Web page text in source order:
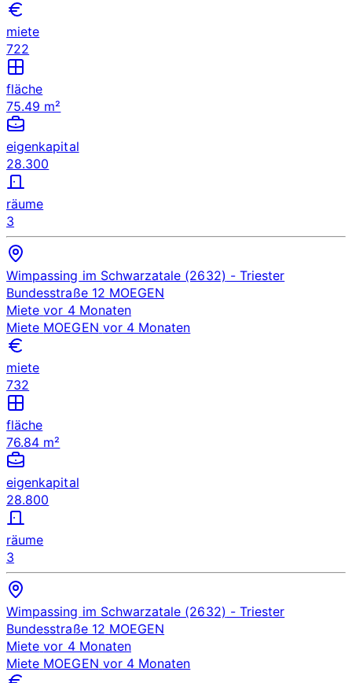
miete
722
fläche
75.49 m²
eigenkapital
28.300
räume
3
Wimpassing im Schwarzatale (2632) - Triester
Bundesstraße 12 MOEGEN
Miete vor 4 Monaten
Miete MOEGEN vor 4 Monaten
miete
732
fläche
76.84 m²
eigenkapital
28.800
räume
3
Wimpassing im Schwarzatale (2632) - Triester
Bundesstraße 12 MOEGEN
Miete vor 4 Monaten
Miete MOEGEN vor 4 Monaten